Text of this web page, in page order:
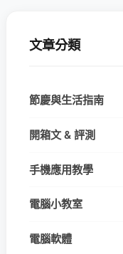
文章分類
節慶與生活指南
開箱文 & 評測
手機應用教學
電腦小教室
電腦軟體